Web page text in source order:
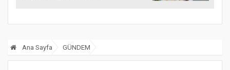
Ana Sayfa GÜNDEM